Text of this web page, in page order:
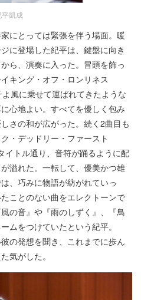
平凱成
にとっては緊張を伴う場面。暖
に登場した紀平は、鍵盤に向き
ら、演奏に入った。冒頭を飾っ
キング・オフ・ロンリネス
よ風に乗せて運ばれてきたような
心地よい。すべてを優しく包み
さの和が広がった。続く2曲目も
・デッドリー・ファースト
イトル通り、音符が踊るように配
溢れた。一転して、優美かつ雄
、巧みに物語が紡がれていっ
ことのない曲をエレクトーンで
の音』や『雨のしずく』、『鳥
ムをつけていたという紀平。
の発想を聞き、これまでに歩ん
気がした。